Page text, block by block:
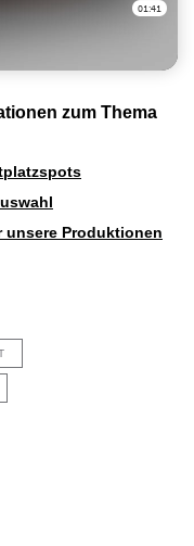
zum Thema
unsere Produktionen